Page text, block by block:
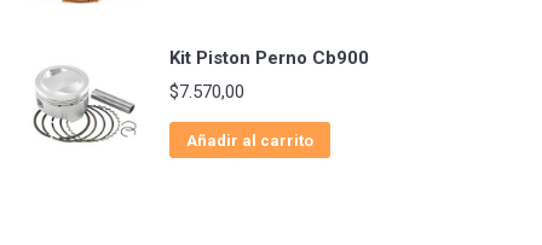
Kit Piston Perno Cb900
$7.570,00
Añadir al carrito